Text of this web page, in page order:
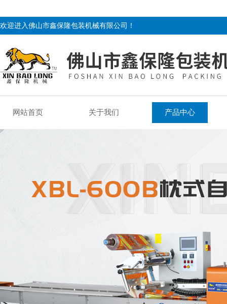
欢迎进入佛山市鑫保隆包装机械有限公司！
网站首页 关于我们 产品中心